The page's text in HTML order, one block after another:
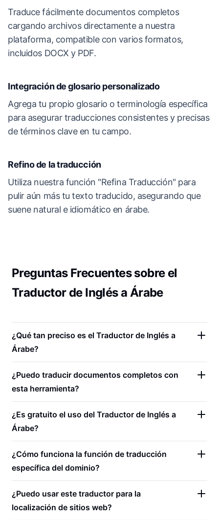
Traduce fácilmente documentos completos
cargando archivos directamente a nuestra
plataforma, compatible con varios formatos,
incluidos DOCX y PDF.
Integración de glosario personalizado
Agrega tu propio glosario o terminología específica
para asegurar traducciones consistentes y precisas
de términos clave en tu campo.
Refino de la traducción
Utiliza nuestra función "Refina Traducción" para
pulir aún más tu texto traducido, asegurando que
suene natural e idiomático en árabe.
Preguntas Frecuentes sobre el
Traductor de Inglés a Árabe
¿Qué tan preciso es el Traductor de Inglés a
Árabe?
¿Puedo traducir documentos completos con
esta herramienta?
¿Es gratuito el uso del Traductor de Inglés a
Árabe?
¿Cómo funciona la función de traducción
específica del dominio?
¿Puedo usar este traductor para la
localización de sitios web?